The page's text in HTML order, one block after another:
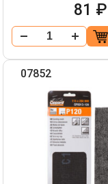
81 ₽
07852